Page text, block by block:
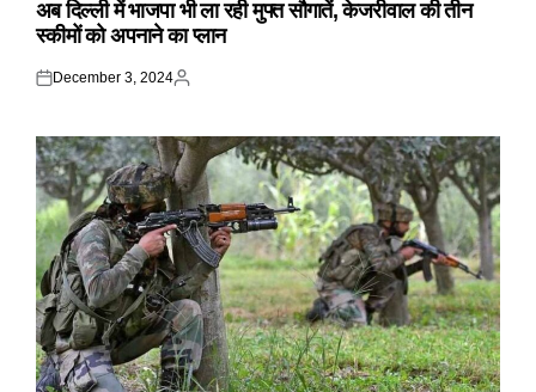
अब दिल्ली में भाजपा भी ला रही मुफ्त सौगातें, केजरीवाल की तीन
स्कीमों को अपनाने का प्लान
Posted
December 3, 2024
Posted